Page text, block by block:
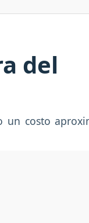
del
un costo